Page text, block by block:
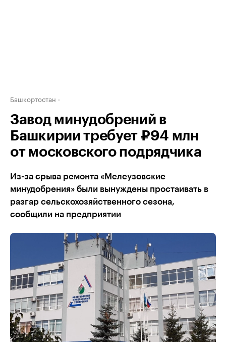
Башкортостан
Завод минудобрений в
Башкирии требует ₽94 млн
от московского подрядчика
Из-за срыва ремонта «Мелеузовские
минудобрения» были вынуждены простаивать в
разгар сельскохозяйственного сезона,
сообщили на предприятии